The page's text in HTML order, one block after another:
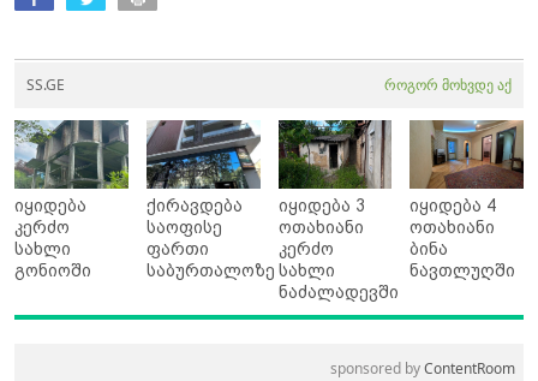
SS.GE როგორ მოხვდე აქ
იყიდება
კერძო
სახლი
გონიოში
ქირავდება
საოფისე
ფართი
საბურთალოზე
იყიდება 3
ოთახიანი
კერძო
სახლი
ნაძალადევში
იყიდება 4
ოთახიანი
ბინა
ნავთლუღში
sponsored byContentRoom